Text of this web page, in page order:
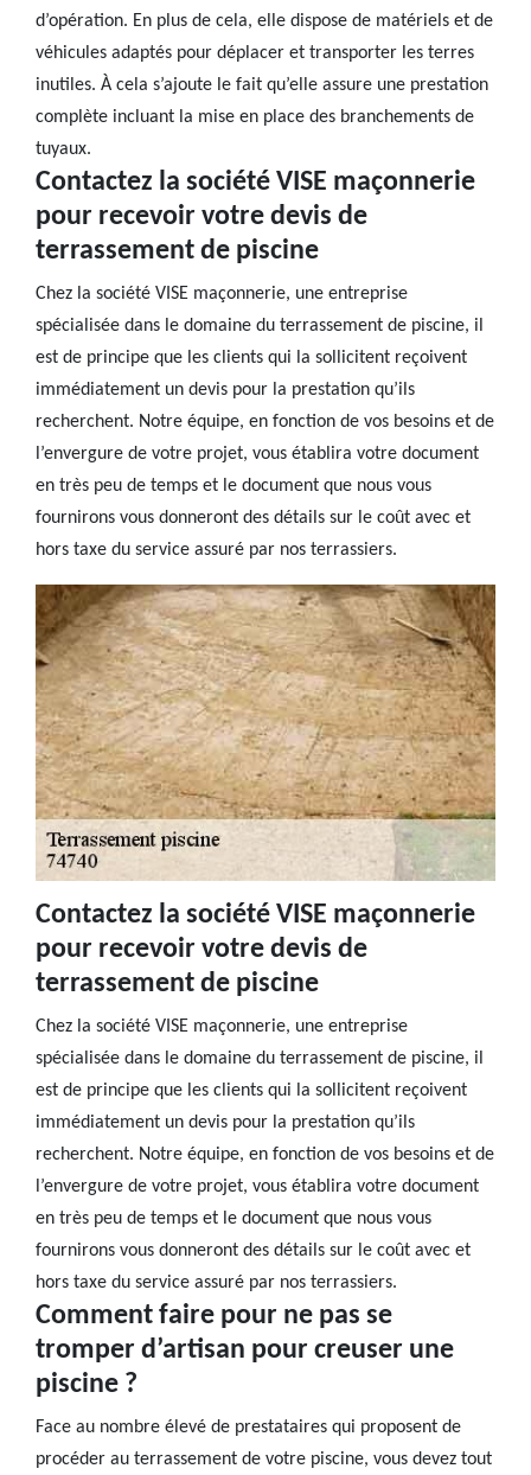
d’opération. En plus de cela, elle dispose de matériels et de
véhicules adaptés pour déplacer et transporter les terres
inutiles. À cela s’ajoute le fait qu’elle assure une prestation
complète incluant la mise en place des branchements de
tuyaux.
Contactez la société VISE maçonnerie
pour recevoir votre devis de
terrassement de piscine
Chez la société VISE maçonnerie, une entreprise
spécialisée dans le domaine du terrassement de piscine, il
est de principe que les clients qui la sollicitent reçoivent
immédiatement un devis pour la prestation qu’ils
recherchent. Notre équipe, en fonction de vos besoins et de
l’envergure de votre projet, vous établira votre document
en très peu de temps et le document que nous vous
fournirons vous donneront des détails sur le coût avec et
hors taxe du service assuré par nos terrassiers.
Contactez la société VISE maçonnerie
pour recevoir votre devis de
terrassement de piscine
Chez la société VISE maçonnerie, une entreprise
spécialisée dans le domaine du terrassement de piscine, il
est de principe que les clients qui la sollicitent reçoivent
immédiatement un devis pour la prestation qu’ils
recherchent. Notre équipe, en fonction de vos besoins et de
l’envergure de votre projet, vous établira votre document
en très peu de temps et le document que nous vous
fournirons vous donneront des détails sur le coût avec et
hors taxe du service assuré par nos terrassiers.
Comment faire pour ne pas se
tromper d’artisan pour creuser une
piscine ?
Face au nombre élevé de prestataires qui proposent de
procéder au terrassement de votre piscine, vous devez tout